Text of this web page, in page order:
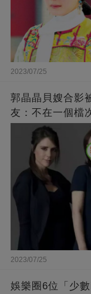
2023/07/25
郭晶晶貝嫂合影
友：不在一個檔
2023/07/25
娛樂圈6位「少